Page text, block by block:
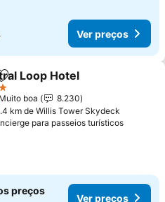
Ver preços
Adicionar aos favoritos
Loop Hotel
Muito boa
8.230
km de Willis Tower Skydeck
para passeios turísticosVer
preços
Ver preços